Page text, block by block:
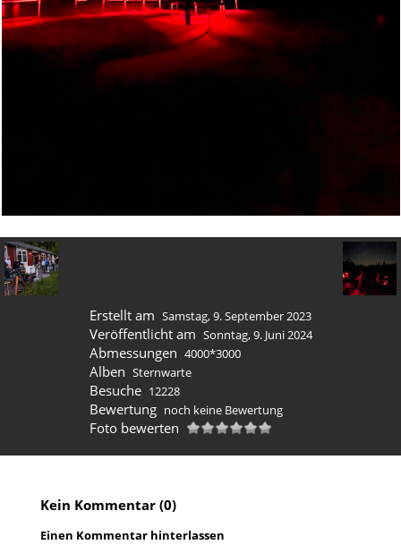
Erstellt am Samstag, 9. September 2023
Veröffentlicht am Sonntag, 9. Juni 2024
Abmessungen 4000*3000
Alben Sternwarte
Besuche 12228
Bewertung noch keine Bewertung
Foto bewerten
Kein Kommentar (0)
Einen Kommentar hinterlassen